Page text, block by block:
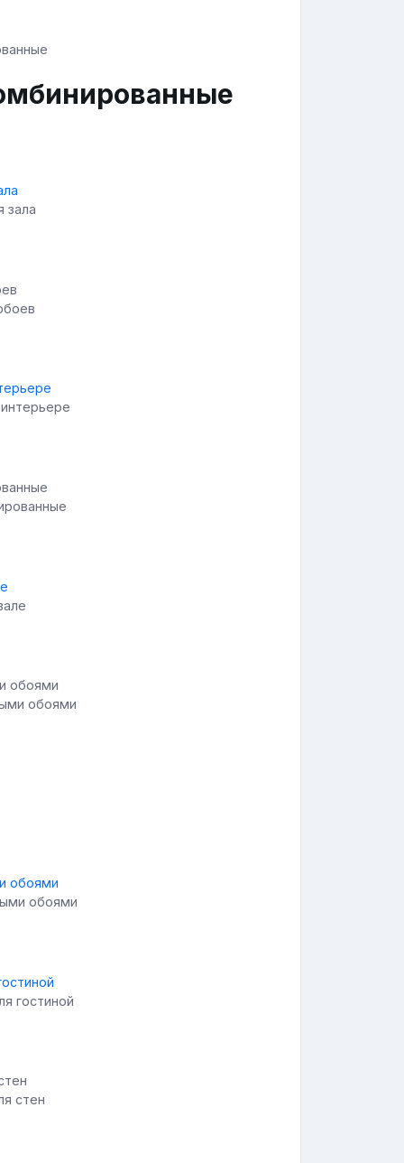
зала
обоями
обоями
гостиной
стен